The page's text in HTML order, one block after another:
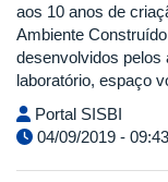
aos 10 anos de
Ambiente
desenvolvidos pelos
laboratório, espaço
Portal SISBI
04/09/2019 -